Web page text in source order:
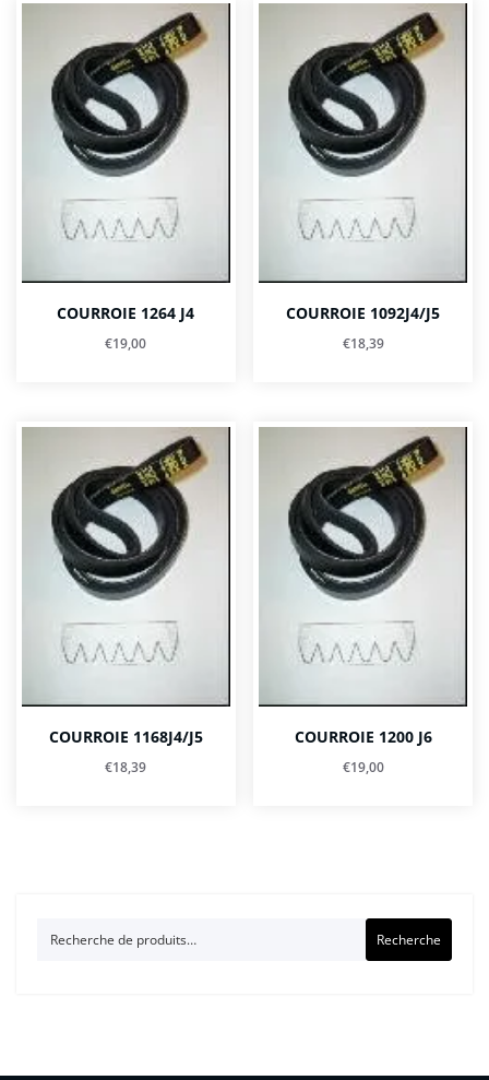
COURROIE 1264 J4
€19,00
COURROIE 1092J4/J5
€18,39
COURROIE 1168J4/J5
€18,39
COURROIE 1200 J6
€19,00
Recherche